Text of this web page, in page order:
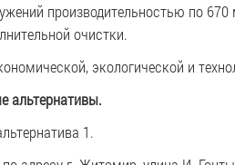
производительностью по
очистки.
экологической и
альтернативы.
1.